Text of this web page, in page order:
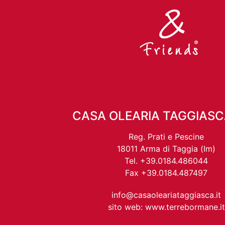
CASA OLEARIA
Reg. Prati e Pescine
18011 Arma di Taggia (Im)
Tel. +39.0184.486044
Fax +39.0184.487497
info@casaoleariataggiasca.it
sito web: www.terrebormane.it